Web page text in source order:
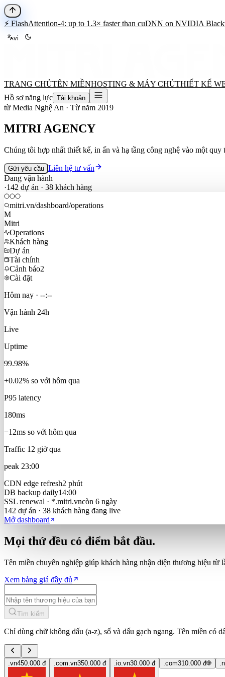
⚡️ FlashAttention-4: up to 1.3× faster than cuDNN on NVIDIA
vi
TRANG CHỦTÊN MIỀNHOSTING & MÁY CHỦTHIẾT KẾ
Hồ sơ năng lực Tài khoản
từ Media Nghệ An · Từ năm 2019
MITRI AGENCY
Chúng tôi hợp nhất thiết kế, in ấn và hạ tầng công nghệ vào một
Gửi yêu cầu Liên hệ tư vấn
Đang vận hành
·142 dự án · 38 khách hàng
mitri.vn/dashboard/operations
M
Mitri
Operations
Khách hàng
Dự án
Tài chính
Cảnh báo2
Cài đặt
Hôm nay · --:--
Vận hành 24h
Live
Uptime
99.98%
+0.02% so với hôm qua
P95 latency
180ms
−12ms so với hôm qua
Traffic 12 giờ qua
peak 23:00
CDN edge refresh2 phút
DB backup daily14:00
SSL renewal · *.mitri.vncòn 6 ngày
142 dự án · 38 khách hàng đang live
Mở dashboard
Mọi thứ đều có điểm bắt đầu.
Tên miền chuyên nghiệp giúp khách hàng nhận diện thương hiệu từ
Xem bảng giá đầy đủ
Tìm kiếm
Chỉ dùng chữ không dấu (a-z), số và dấu gạch ngang. Tên miền có
.vn450.000 đ .com.vn350.000 đ .io.vn30.000 đ .com310.000 đ